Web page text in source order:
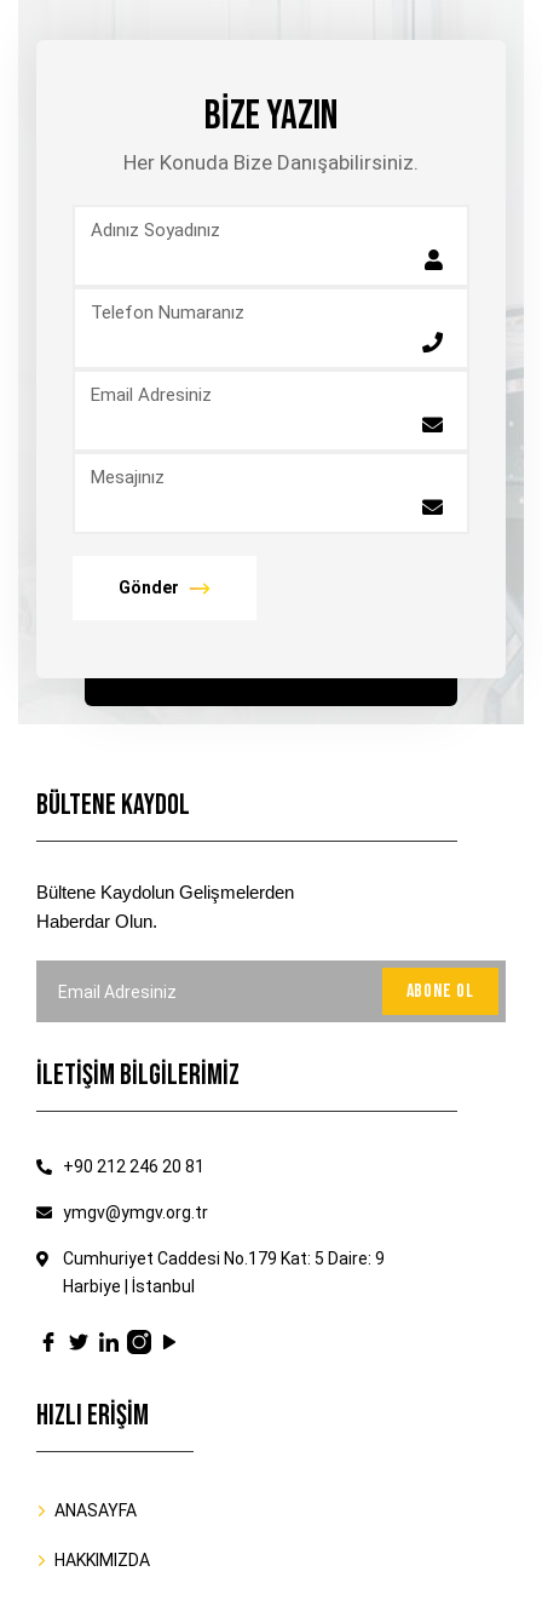
BİZE YAZIN
Her Konuda Bize Danışabilirsiniz.
Adınız Soyadınız
Telefon Numaranız
Email Adresiniz
Mesajınız
Gönder
Bültene Kaydol
Bültene Kaydolun Gelişmelerden
Haberdar Olun.
İLETİŞİM BİLGİLERİMİZ
+90 212 246 20 81
ymgv@ymgv.org.tr
Cumhuriyet Caddesi No.179 Kat: 5 Daire: 9
Harbiye | İstanbul
HIZLI ERİŞİM
ANASAYFA
HAKKIMIZDA